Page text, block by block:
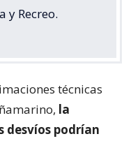
y Recreo.
técnicas
la
desvíos podrían